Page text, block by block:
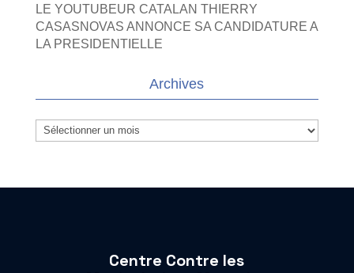
LE YOUTUBEUR CATALAN THIERRY
CASASNOVAS ANNONCE SA CANDIDATURE A
LA PRESIDENTIELLE
Archives
Archives
Centre Contre les